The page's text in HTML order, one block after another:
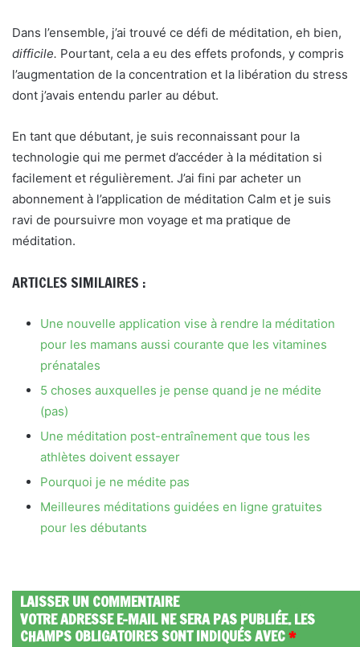
Dans l’ensemble, j’ai trouvé ce défi de méditation, eh bien,
difficile. Pourtant, cela a eu des effets profonds, y compris
l’augmentation de la concentration et la libération du stress
dont j’avais entendu parler au début.
En tant que débutant, je suis reconnaissant pour la
technologie qui me permet d’accéder à la méditation si
facilement et régulièrement. J’ai fini par acheter un
abonnement à l’application de méditation Calm et je suis
ravi de poursuivre mon voyage et ma pratique de
méditation.
ARTICLES SIMILAIRES :
Une nouvelle application vise à rendre la méditation
pour les mamans aussi courante que les vitamines
prénatales
5 choses auxquelles je pense quand je ne médite
(pas)
Une méditation post-entraînement que tous les
athlètes doivent essayer
Pourquoi je ne médite pas
Meilleures méditations guidées en ligne gratuites
pour les débutants
LAISSER UN COMMENTAIRE
VOTRE ADRESSE E-MAIL NE SERA PAS PUBLIÉE.LES
CHAMPS OBLIGATOIRES SONT INDIQUÉS AVEC*